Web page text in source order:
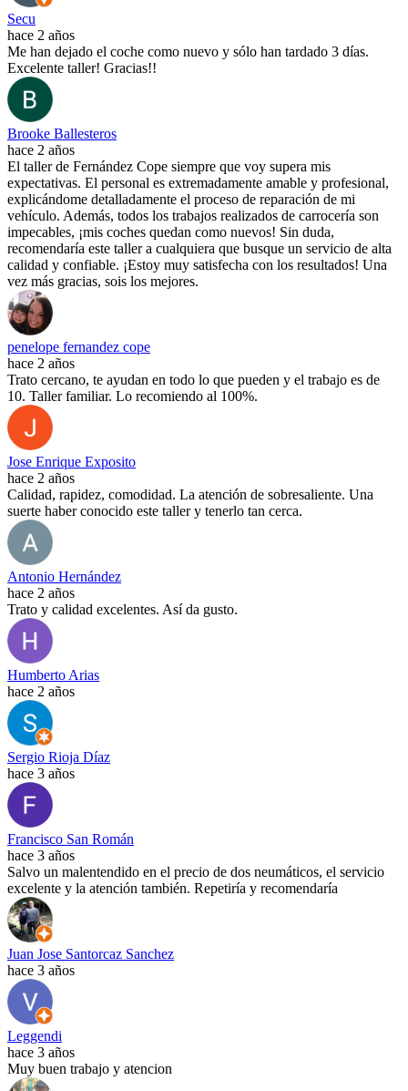
Secu
hace 2 años
Me han dejado el coche como nuevo y sólo han tardado 3 días.
Excelente taller! Gracias!!
Brooke Ballesteros
hace 2 años
El taller de Fernández Cope siempre que voy supera mis
expectativas. El personal es extremadamente amable y profesional,
explicándome detalladamente el proceso de reparación de mi
vehículo. Además, todos los trabajos realizados de carrocería son
impecables, ¡mis coches quedan como nuevos! Sin duda,
recomendaría este taller a cualquiera que busque un servicio de alta
calidad y confiable. ¡Estoy muy satisfecha con los resultados! Una
vez más gracias, sois los mejores.
penelope fernandez cope
hace 2 años
Trato cercano, te ayudan en todo lo que pueden y el trabajo es de
10. Taller familiar. Lo recomiendo al 100%.
Jose Enrique Exposito
hace 2 años
Calidad, rapidez, comodidad. La atención de sobresaliente. Una
suerte haber conocido este taller y tenerlo tan cerca.
Antonio Hernández
hace 2 años
Trato y calidad excelentes. Así da gusto.
Humberto Arias
hace 2 años
Sergio Rioja Díaz
hace 3 años
Francisco San Román
hace 3 años
Salvo un malentendido en el precio de dos neumáticos, el servicio
excelente y la atención también. Repetiría y recomendaría
Juan Jose Santorcaz Sanchez
hace 3 años
Leggendi
hace 3 años
Muy buen trabajo y atencion